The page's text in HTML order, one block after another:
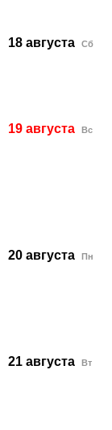
18 августа
Сб
19 августа
Вс
20 августа
Пн
21 августа
Вт